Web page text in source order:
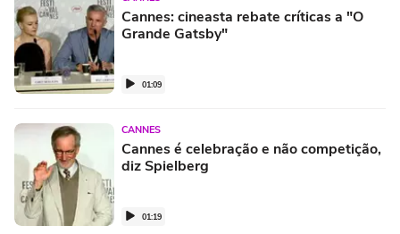
Cannes: cineasta rebate críticas a "O
Grande Gatsby"
01:09
CANNES
Cannes é celebração e não competição,
diz Spielberg
01:19